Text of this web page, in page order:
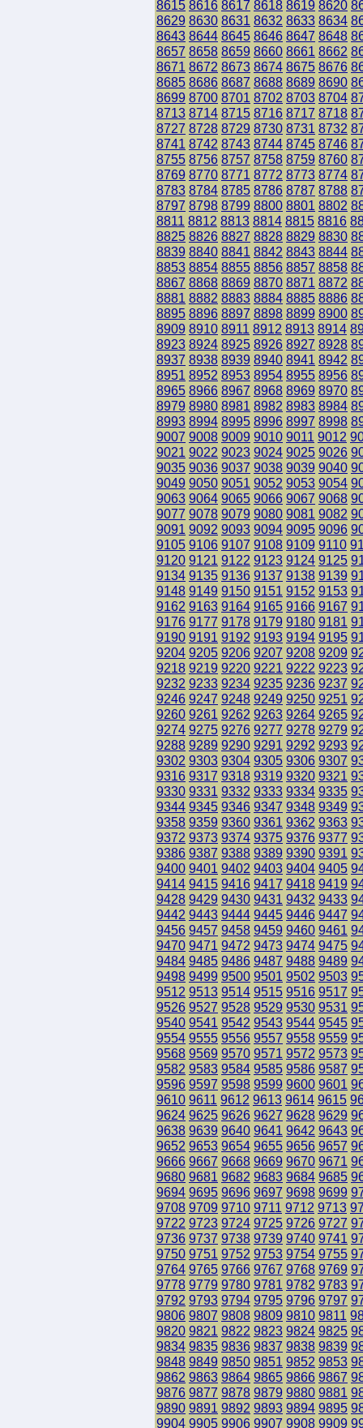
8615 8616 8617 8618 8619 8620
8629 8630 8631 8632 8633 8634
8643 8644 8645 8646 8647 8648
8657 8658 8659 8660 8661 8662
8671 8672 8673 8674 8675 8676
8685 8686 8687 8688 8689 8690
8699 8700 8701 8702 8703 8704
8713 8714 8715 8716 8717 8718
8727 8728 8729 8730 8731 8732
8741 8742 8743 8744 8745 8746
8755 8756 8757 8758 8759 8760
8769 8770 8771 8772 8773 8774
8783 8784 8785 8786 8787 8788
8797 8798 8799 8800 8801 8802
8811 8812 8813 8814 8815 8816
8825 8826 8827 8828 8829 8830
8839 8840 8841 8842 8843 8844
8853 8854 8855 8856 8857 8858
8867 8868 8869 8870 8871 8872
8881 8882 8883 8884 8885 8886
8895 8896 8897 8898 8899 8900
8909 8910 8911 8912 8913 8914
8923 8924 8925 8926 8927 8928
8937 8938 8939 8940 8941 8942
8951 8952 8953 8954 8955 8956
8965 8966 8967 8968 8969 8970
8979 8980 8981 8982 8983 8984
8993 8994 8995 8996 8997 8998
9007 9008 9009 9010 9011 9012
9021 9022 9023 9024 9025 9026
9035 9036 9037 9038 9039 9040
9049 9050 9051 9052 9053 9054
9063 9064 9065 9066 9067 9068
9077 9078 9079 9080 9081 9082
9091 9092 9093 9094 9095 9096
9105 9106 9107 9108 9109 9110
9120 9121 9122 9123 9124 9125
9134 9135 9136 9137 9138 9139
9148 9149 9150 9151 9152 9153
9162 9163 9164 9165 9166 9167
9176 9177 9178 9179 9180 9181
9190 9191 9192 9193 9194 9195
9204 9205 9206 9207 9208 9209
9218 9219 9220 9221 9222 9223
9232 9233 9234 9235 9236 9237
9246 9247 9248 9249 9250 9251
9260 9261 9262 9263 9264 9265
9274 9275 9276 9277 9278 9279
9288 9289 9290 9291 9292 9293
9302 9303 9304 9305 9306 9307
9316 9317 9318 9319 9320 9321
9330 9331 9332 9333 9334 9335
9344 9345 9346 9347 9348 9349
9358 9359 9360 9361 9362 9363
9372 9373 9374 9375 9376 9377
9386 9387 9388 9389 9390 9391
9400 9401 9402 9403 9404 9405
9414 9415 9416 9417 9418 9419
9428 9429 9430 9431 9432 9433
9442 9443 9444 9445 9446 9447
9456 9457 9458 9459 9460 9461
9470 9471 9472 9473 9474 9475
9484 9485 9486 9487 9488 9489
9498 9499 9500 9501 9502 9503
9512 9513 9514 9515 9516 9517
9526 9527 9528 9529 9530 9531
9540 9541 9542 9543 9544 9545
9554 9555 9556 9557 9558 9559
9568 9569 9570 9571 9572 9573
9582 9583 9584 9585 9586 9587
9596 9597 9598 9599 9600 9601
9610 9611 9612 9613 9614 9615
9624 9625 9626 9627 9628 9629
9638 9639 9640 9641 9642 9643
9652 9653 9654 9655 9656 9657
9666 9667 9668 9669 9670 9671
9680 9681 9682 9683 9684 9685
9694 9695 9696 9697 9698 9699
9708 9709 9710 9711 9712 9713
9722 9723 9724 9725 9726 9727
9736 9737 9738 9739 9740 9741
9750 9751 9752 9753 9754 9755
9764 9765 9766 9767 9768 9769
9778 9779 9780 9781 9782 9783
9792 9793 9794 9795 9796 9797
9806 9807 9808 9809 9810 9811
9820 9821 9822 9823 9824 9825
9834 9835 9836 9837 9838 9839
9848 9849 9850 9851 9852 9853
9862 9863 9864 9865 9866 9867
9876 9877 9878 9879 9880 9881
9890 9891 9892 9893 9894 9895
9904 9905 9906 9907 9908 9909